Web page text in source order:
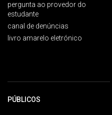
pergunta ao provedor do
estudante
canal de denúncias
livro amarelo eletrónico
PÚBLICOS